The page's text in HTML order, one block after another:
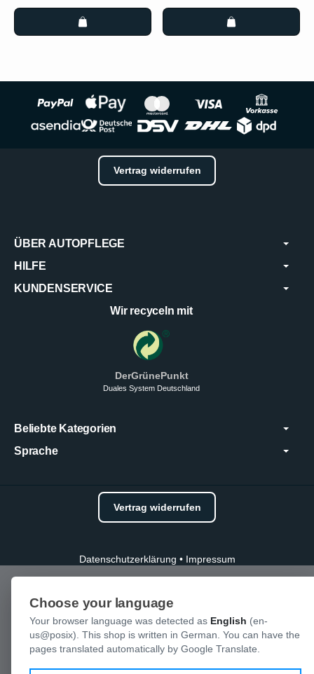
Vertrag widerrufen
ÜBER AUTOPFLEGE
HILFE
KUNDENSERVICE
Wir recyceln mit
DerGrünePunkt
Duales System Deutschland
Beliebte Kategorien
Sprache
Vertrag widerrufen
Datenschutzerklärung • Impressum
Choose your language
Your browser language was detected as English (en-
us@posix). This shop is written in German. You can have the
pages translated automatically by Google Translate.